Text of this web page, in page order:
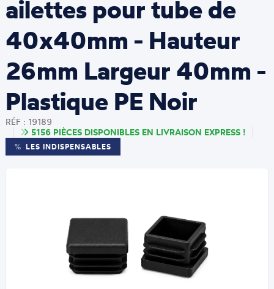
ailettes pour tube de
40x40mm - Hauteur
26mm Largeur 40mm -
Plastique PE Noir
RÉF : 19189
5156 PIÈCES DISPONIBLES EN LIVRAISON EXPRESS !
LES INDISPENSABLES